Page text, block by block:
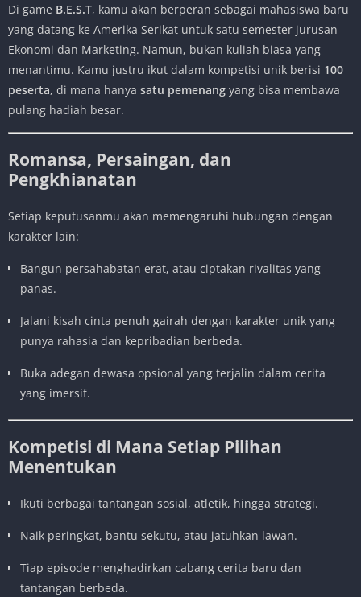
Di game B.E.S.T, kamu akan berperan sebagai mahasiswa baru
yang datang ke Amerika Serikat untuk satu semester jurusan
Ekonomi dan Marketing. Namun, bukan kuliah biasa yang
menantimu. Kamu justru ikut dalam kompetisi unik berisi 100
peserta, di mana hanya satu pemenang yang bisa membawa
pulang hadiah besar.
Romansa, Persaingan, dan
Pengkhianatan
Setiap keputusanmu akan memengaruhi hubungan dengan
karakter lain:
Bangun persahabatan erat, atau ciptakan rivalitas yang
panas.
Jalani kisah cinta penuh gairah dengan karakter unik yang
punya rahasia dan kepribadian berbeda.
Buka adegan dewasa opsional yang terjalin dalam cerita
yang imersif.
Kompetisi di Mana Setiap Pilihan
Menentukan
Ikuti berbagai tantangan sosial, atletik, hingga strategi.
Naik peringkat, bantu sekutu, atau jatuhkan lawan.
Tiap episode menghadirkan cabang cerita baru dan
tantangan berbeda.